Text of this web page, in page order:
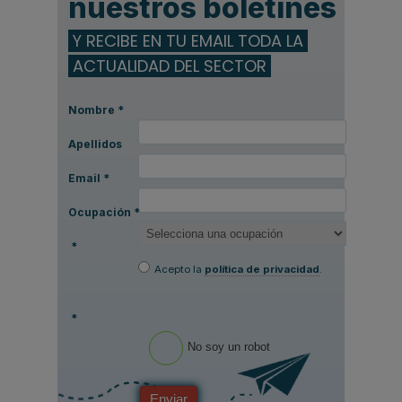
nuestros boletines
Y RECIBE EN TU EMAIL TODA LA
ACTUALIDAD DEL SECTOR
Nombre *
Apellidos
Email *
Ocupación *
*
Acepto la política de privacidad
*
No soy un robot
Enviar